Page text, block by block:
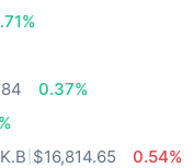
0.37%
$16,814.65
0.54%